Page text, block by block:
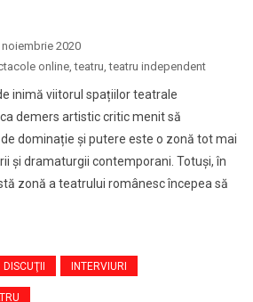
noiembrie 2020
online,teatru,teatru independent
inimă viitorul spațiilor teatrale
demers artistic critic menit să
dominație și putere este o zonă tot mai
și dramaturgii contemporani. Totuși, în
zonă a teatrului românesc începea să
DISCUŢII INTERVIURI